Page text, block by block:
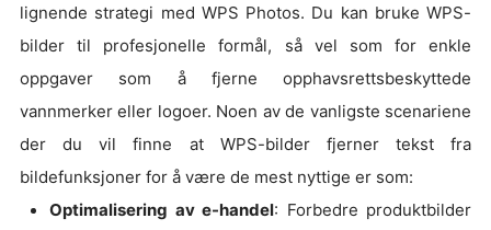
lignende strategi med WPS Photos. Du kan bruke WPS-
bilder til profesjonelle formål, så vel som for enkle
oppgaver som å fjerne opphavsrettsbeskyttede
vannmerker eller logoer. Noen av de vanligste scenariene
der du vil finne at WPS-bilder fjerner tekst fra
bildefunksjoner for å være de mest nyttige er som:
Optimalisering av e-handel: Forbedre produktbilder